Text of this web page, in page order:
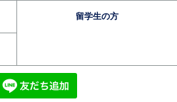
留学生の方